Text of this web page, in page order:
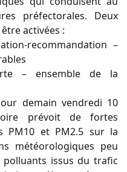
préfectorales. Deux
activées :
recommandation –
– ensemble de la
demain vendredi 10
prévoit de fortes
PM10 et PM2.5 sur la
météorologiques peu
issus du trafic